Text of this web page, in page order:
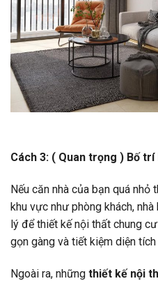
Cách 3: ( Quan trọng ) Bố
Nếu căn nhà của bạn quá
khu vực như phòng khách,
lý để thiết kế nội thất chung
gọn gàng và tiết kiệm diện tích
Ngoài ra, những thiết kế nội